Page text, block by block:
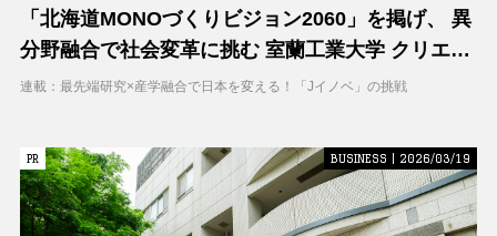
「北海道MONOづくりビジョン2060」を掲げ、 異
分野融合で社会変革に挑む 室蘭工業大学 クリエイ
ティブコラボレーションセンター（CCC）
連載：最先端研究×産学融合で日本を変える！「Jイノベ」の挑戦
PR
PR BUSINESS | 2026/03/19